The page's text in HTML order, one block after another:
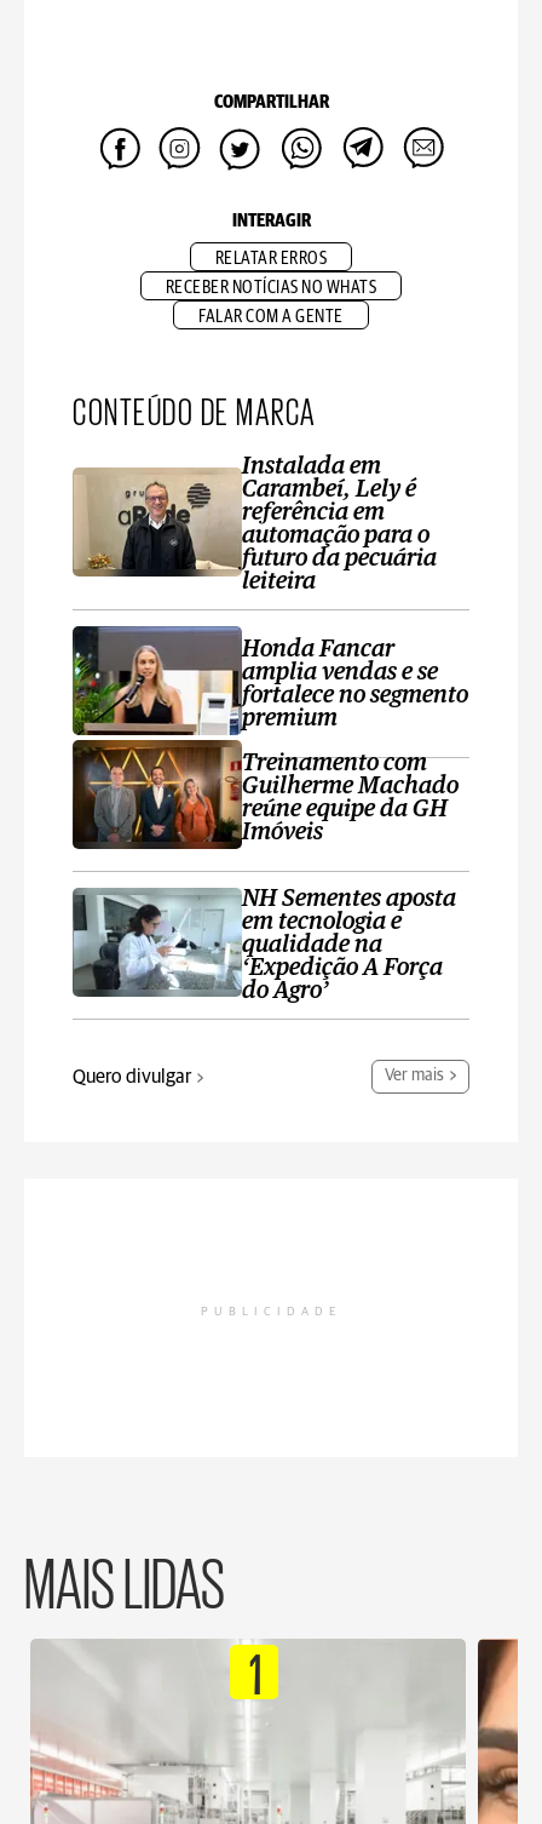
COMPARTILHAR
INTERAGIR
RELATAR ERROS
RECEBER NOTÍCIAS NO WHATS
FALAR COM A GENTE
CONTEÚDO DE MARCA
Instalada em
Carambeí, Lely é
referência em
automação para o
futuro da pecuária
leiteira
Honda Fancar
amplia vendas e se
fortalece no segmento
premium
Treinamento com
Guilherme Machado
reúne equipe da GH
Imóveis
NH Sementes aposta
em tecnologia e
qualidade na
‘Expedição A Força
do Agro’
Quero divulgar Ver mais
PUBLICIDADE
MAIS LIDAS
1